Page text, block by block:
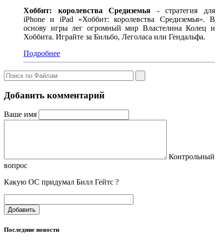
Хоббит: королевства Средиземья - стратегия для
iPhone и iPad «Хоббит: королевства Средиземья». В
основу игры лег огромный мир Властелина Колец и
Хоббита. Играйте за Бильбо, Леголаса или Гендальфа.
Подробнее
Добавить комментарий
Ваше имя
Контрольный
вопрос
Какую ОС придумал Билл Гейтс ?
Добавить
Последние новости